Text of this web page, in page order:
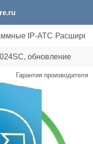
IP-АТС
обновление
Гарантия производителя